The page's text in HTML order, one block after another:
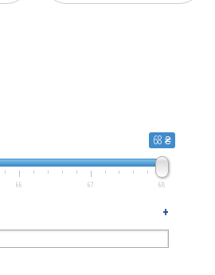
68 ₴
66 67 68
+